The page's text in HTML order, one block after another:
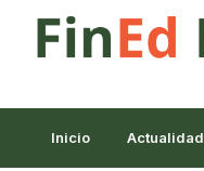
Inicio Actualidad